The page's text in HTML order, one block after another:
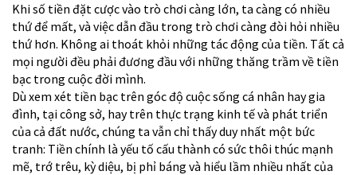
Khi số tiền đặt cược vào trò chơi càng lớn, ta càng có nhiều
thứ để mất, và việc dẫn đầu trong trò chơi càng đòi hỏi nhiều
thứ hơn. Không ai thoát khỏi những tác động của tiền. Tất cả
mọi người đều phải đương đầu với những thăng trầm về tiền
bạc trong cuộc đời mình.
Dù xem xét tiền bạc trên góc độ cuộc sống cá nhân hay gia
đình, tại công sở, hay trên thực trạng kinh tế và phát triển
của cả đất nước, chúng ta vẫn chỉ thấy duy nhất một bức
tranh: Tiền chính là yếu tố cấu thành có sức thôi thúc mạnh
mẽ, trớ trêu, kỳ diệu, bị phỉ báng và hiểu lầm nhiều nhất của